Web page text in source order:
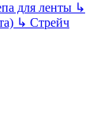
для ленты ↳
↳ Стрейч